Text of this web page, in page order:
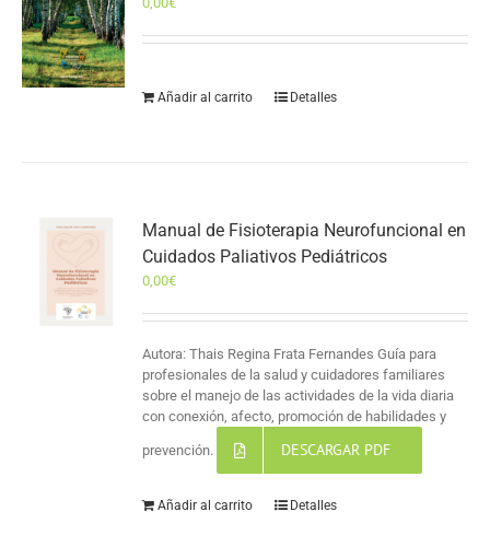
Añadir al carrito Detalles
Manual de Fisioterapia Neurofuncional en
Cuidados Paliativos Pediátricos
0,00€
Autora: Thais Regina Frata Fernandes Guía para
profesionales de la salud y cuidadores familiares
sobre el manejo de las actividades de la vida diaria
con conexión, afecto, promoción de habilidades y
prevención. DESCARGAR PDF
Añadir al carrito Detalles